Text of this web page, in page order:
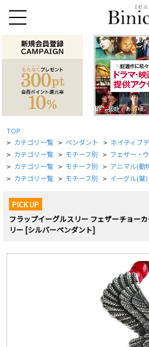
TOP
> カテゴリ一覧 > ペンダント > ネイティブ
> カテゴリ一覧 > モチーフ別 > フェザー・
> カテゴリ一覧 > モチーフ別 > アニマル(動
> カテゴリ一覧 > モチーフ別 > イーグル(鷲)
PICK UP
フラップイーグルスリー フェザーチョー
リー [シルバーペンダント]